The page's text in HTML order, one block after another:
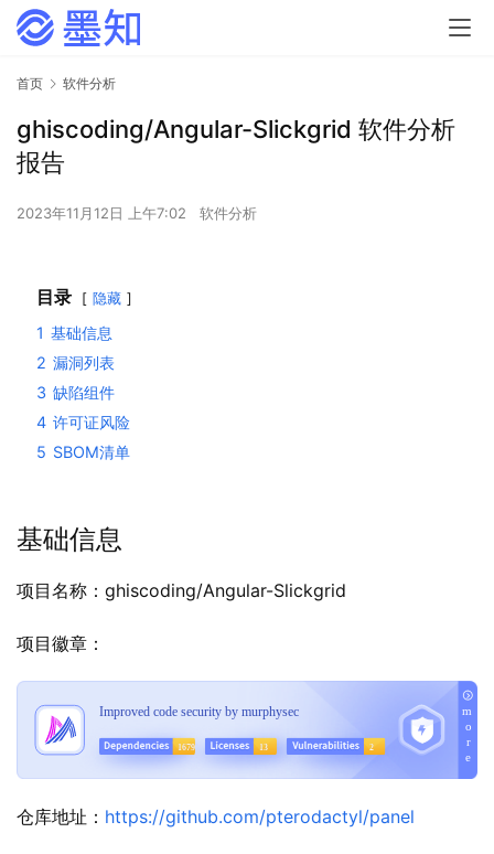
首页 软件分析
ghiscoding/Angular-Slickgrid 软件分析
报告
2023年11月12日 上午7:02 软件分析
目录 隐藏
1 基础信息
2 漏洞列表
3 缺陷组件
4 许可证风险
5 SBOM清单
基础信息
项目名称：ghiscoding/Angular-Slickgrid
项目徽章：
仓库地址： https://github.com/pterodactyl/panel